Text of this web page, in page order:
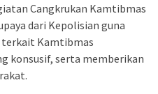
Cangkrukan Kamtibmas
dari Kepolisian guna
terkait Kamtibmas
konsusif, serta memberikan